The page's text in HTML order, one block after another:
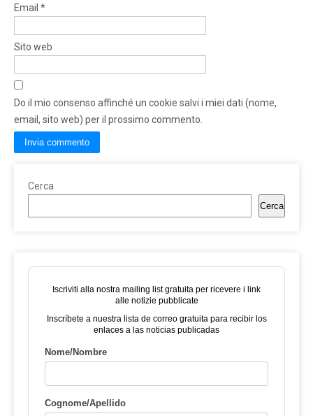
Email *
Sito web
Do il mio consenso affinché un cookie salvi i miei dati (nome,
email, sito web) per il prossimo commento.
Cerca
Cerca
Iscriviti alla nostra mailing list gratuita per ricevere i link
alle notizie pubblicate
Inscríbete a nuestra lista de correo gratuita para recibir los
enlaces a las noticias publicadas
Nome/Nombre
Cognome/Apellido